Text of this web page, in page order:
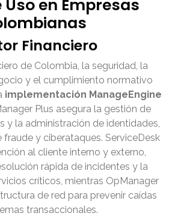
Uso en Empresas
Financiero
de Colombia, la seguridad, la
y el cumplimiento normativo
implementación ManageEngine
Plus asegura la gestión de
y la administración de identidades,
y ciberataques. ServiceDesk
al cliente interno y externo,
rápida de incidentes y la
críticos, mientras OpManager
de red para prevenir caídas
transaccionales.